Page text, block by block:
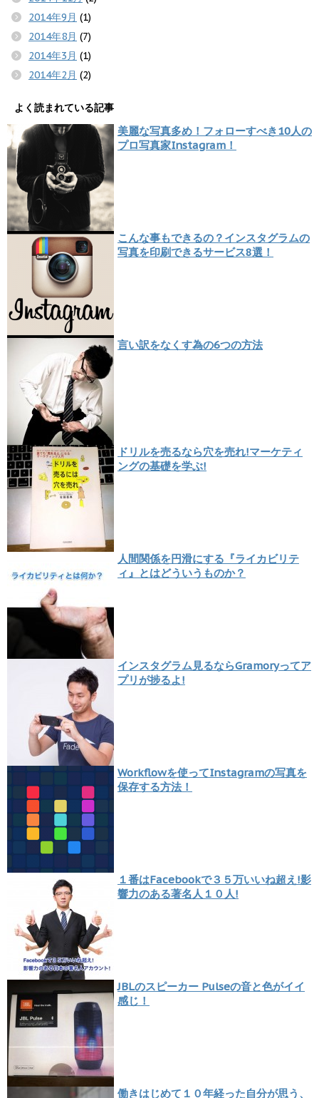
2014年9月 (1)
2014年8月 (7)
2014年3月 (1)
2014年2月 (2)
よく読まれている記事
美麗な写真多め！フォローすべき10人の
プロ写真家Instagram！
こんな事もできるの？インスタグラムの
写真を印刷できるサービス8選！
言い訳をなくす為の6つの方法
ドリルを売るなら穴を売れ!マーケティ
ングの基礎を学ぶ!
人間関係を円滑にする『ライカビリテ
ィ』とはどういうものか？
インスタグラム見るならGramoryってア
プリが捗るよ!
Workflowを使ってInstagramの写真を
保存する方法！
１番はFacebookで３５万いいね超え!影
響力のある著名人１０人!
JBLのスピーカー Pulseの音と色がイイ
感じ！
働きはじめて１０年経った自分が思う、